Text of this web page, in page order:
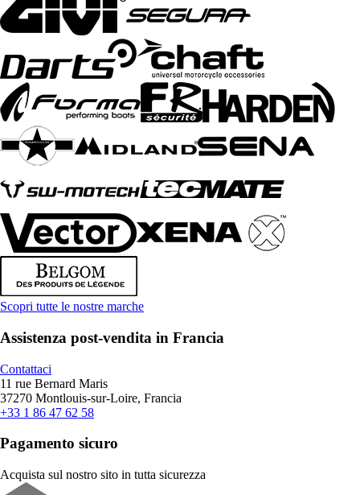
Scopri tutte le nostre marche
Assistenza post-vendita in Francia
Contattaci
11 rue Bernard Maris
37270 Montlouis-sur-Loire, Francia
+33 1 86 47 62 58
Pagamento sicuro
Acquista sul nostro sito in tutta sicurezza